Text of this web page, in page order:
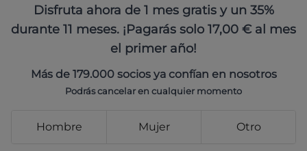
Disfruta ahora de 1 mes gratis y un 35%
durante 11 meses. ¡Pagarás solo 17,00 € al mes
el primer año!
Más de 179.000 socios ya confían en nosotros
Podrás cancelar en cualquier momento
Hombre Mujer Otro